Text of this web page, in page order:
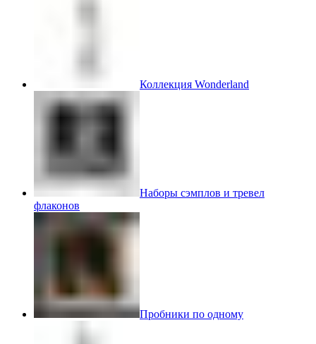
Коллекция Wonderland
Наборы сэмплов и тревел
флаконов
Пробники по одному